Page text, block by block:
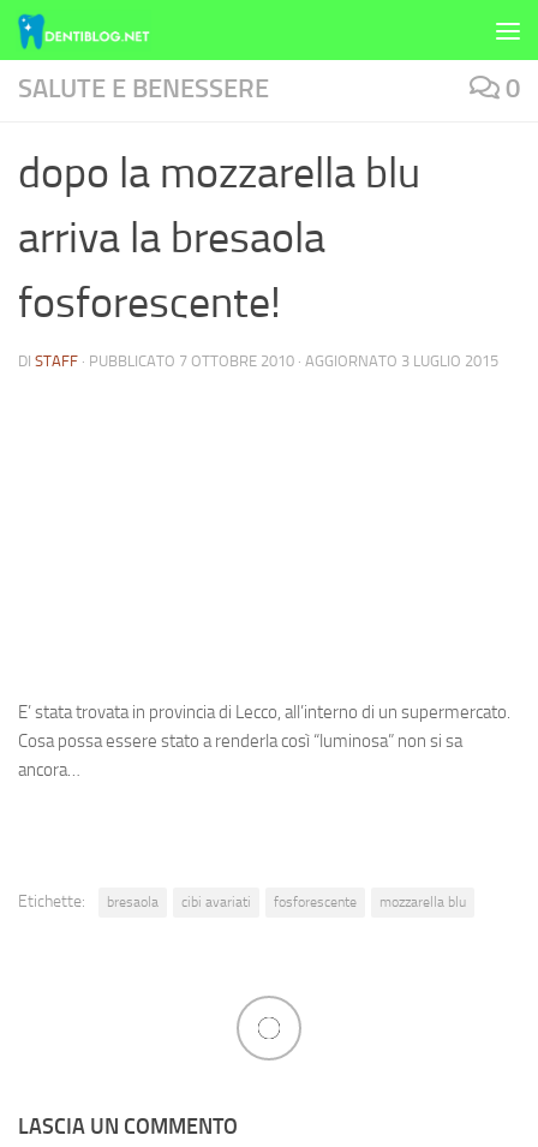
Skip to content
SALUTE E BENESSERE 0
dopo la mozzarella blu
arriva la bresaola
fosforescente!
DI STAFF · PUBBLICATO 7 OTTOBRE 2010 · AGGIORNATO 3 LUGLIO 2015
E’ stata trovata in provincia di Lecco, all’interno di un supermercato.
Cosa possa essere stato a renderla così “luminosa” non si sa
ancora…
Etichette: bresaola cibi avariati fosforescente mozzarella blu
LASCIA UN COMMENTO